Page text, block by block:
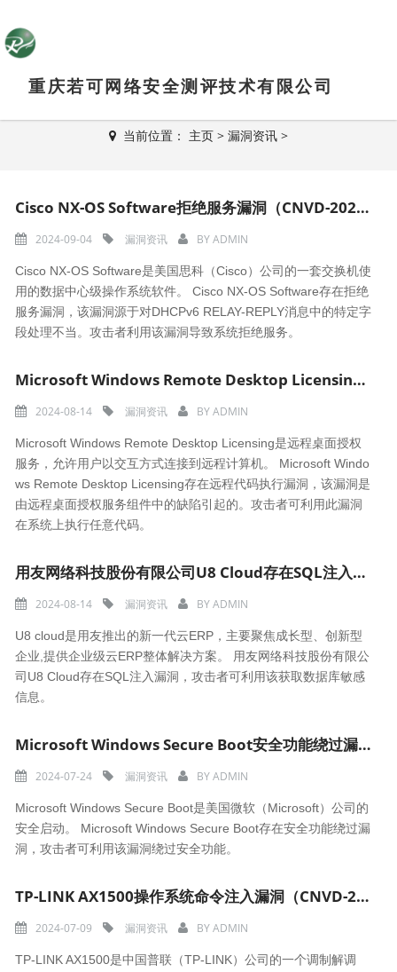
重庆若可网络安全测评技术有限公司
当前位置： 主页> 漏洞资讯>
Cisco NX-OS Software拒绝服务漏洞（CNVD-2024-37698）
2024-09-04 漏洞资讯 BYADMIN
Cisco NX-OS Software是美国思科（Cisco）公司的一套交换机使
用的数据中心级操作系统软件。 Cisco NX-OS Software存在拒绝
服务漏洞，该漏洞源于对DHCPv6 RELAY-REPLY消息中的特定字
段处理不当。攻击者利用该漏洞导致系统拒绝服务。
Microsoft Windows Remote Desktop Licensing远程代码执行漏洞（CNVD-2024-34918）
2024-08-14 漏洞资讯 BYADMIN
Microsoft Windows Remote Desktop Licensing是远程桌面授权
服务，允许用户以交互方式连接到远程计算机。 Microsoft Windo
ws Remote Desktop Licensing存在远程代码执行漏洞，该漏洞是
由远程桌面授权服务组件中的缺陷引起的。攻击者可利用此漏洞
在系统上执行任意代码。
用友网络科技股份有限公司U8 Cloud存在SQL注入漏洞（CNVD-2024-33023）
2024-08-14 漏洞资讯 BYADMIN
U8 cloud是用友推出的新一代云ERP，主要聚焦成长型、创新型
企业,提供企业级云ERP整体解决方案。 用友网络科技股份有限公
司U8 Cloud存在SQL注入漏洞，攻击者可利用该获取数据库敏感
信息。
Microsoft Windows Secure Boot安全功能绕过漏洞（CNVD-2024-32551）
2024-07-24 漏洞资讯 BYADMIN
Microsoft Windows Secure Boot是美国微软（Microsoft）公司的
安全启动。 Microsoft Windows Secure Boot存在安全功能绕过漏
洞，攻击者可利用该漏洞绕过安全功能。
TP-LINK AX1500操作系统命令注入漏洞（CNVD-2024-30638）
2024-07-09 漏洞资讯 BYADMIN
TP-LINK AX1500是中国普联（TP-LINK）公司的一个调制解调